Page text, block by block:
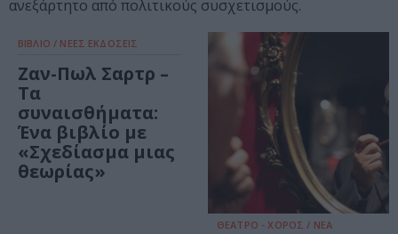
ανεξάρτητο από πολιτικούς συσχετισμούς.
ΒΙΒΛΙΟ / ΝΕΕΣ ΕΚΔΟΣΕΙΣ
Ζαν-Πωλ Σαρτρ –
Τα
συναισθήματα:
Ένα βιβλίο με
«Σχεδίασμα μιας
θεωρίας»
ΘΕΑΤΡΟ - ΧΟΡΟΣ / ΝΕΑ